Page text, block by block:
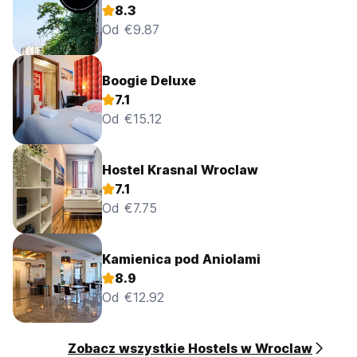
8.3
Od €9.87
Boogie Deluxe
7.1
Od €15.12
Hostel Krasnal Wroclaw
7.1
Od €7.75
Kamienica pod Aniolami
8.9
Od €12.92
Zobacz wszystkie Hostels w Wroclaw